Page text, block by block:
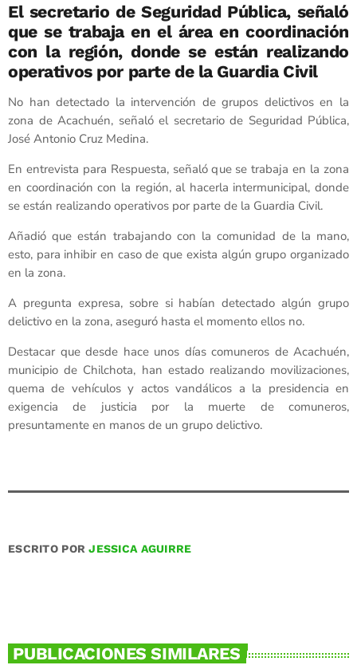
El secretario de Seguridad Pública, señaló
que se trabaja en el área en coordinación
con la región, donde se están realizando
operativos por parte de la Guardia Civil
No han detectado la intervención de grupos delictivos en la
zona de Acachuén, señaló el secretario de Seguridad Pública,
José Antonio Cruz Medina.
En entrevista para Respuesta, señaló que se trabaja en la zona
en coordinación con la región, al hacerla intermunicipal, donde
se están realizando operativos por parte de la Guardia Civil.
Añadió que están trabajando con la comunidad de la mano,
esto, para inhibir en caso de que exista algún grupo organizado
en la zona.
A pregunta expresa, sobre si habían detectado algún grupo
delictivo en la zona, aseguró hasta el momento ellos no.
Destacar que desde hace unos días comuneros de Acachuén,
municipio de Chilchota, han estado realizando movilizaciones,
quema de vehículos y actos vandálicos a la presidencia en
exigencia de justicia por la muerte de comuneros,
presuntamente en manos de un grupo delictivo.
ESCRITO PORJESSICA AGUIRRE
PUBLICACIONES SIMILARES